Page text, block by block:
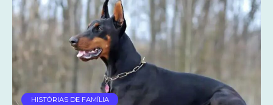
HISTÓRIAS DE FAMÍLIA